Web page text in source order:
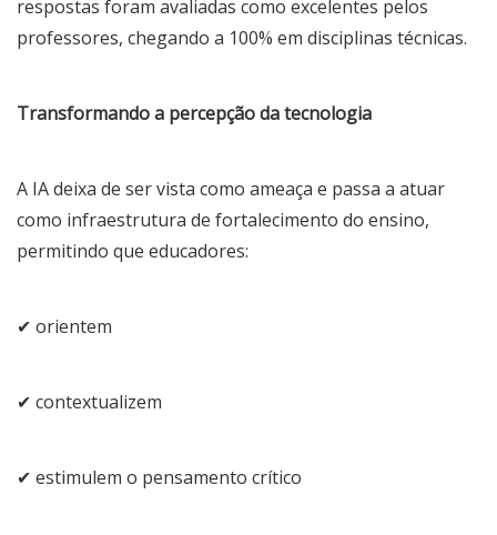
respostas foram avaliadas como excelentes pelos
professores, chegando a 100% em disciplinas técnicas.
Transformando a percepção da tecnologia
A IA deixa de ser vista como ameaça e passa a atuar
como infraestrutura de fortalecimento do ensino,
permitindo que educadores:
✔ orientem
✔ contextualizem
✔ estimulem o pensamento crítico